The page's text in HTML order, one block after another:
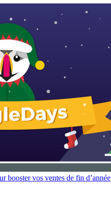
booster vos ventes de fin d’année